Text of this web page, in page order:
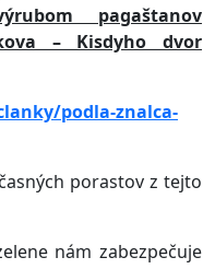
pagaštanov
– Kisdyho dvor
podla-znalca-
porastov z tejto
nám zabezpečuje